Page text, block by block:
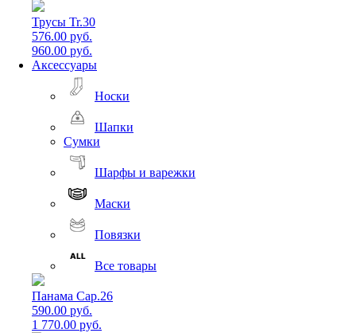
Трусы Tr.30
576.00 руб.
960.00 руб.
Аксессуары
Носки
Шапки
Сумки
Шарфы и варежки
Маски
Повязки
Все товары
Панама Cap.26
590.00 руб.
1 770.00 руб.